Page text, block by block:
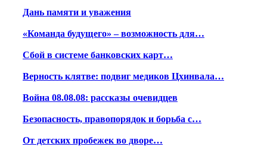
Дань памяти и уважения
«Команда будущего» – возможность для…
Сбой в системе банковских карт…
Верность клятве: подвиг медиков Цхинвала…
Война 08.08.08: рассказы очевидцев
Безопасность, правопорядок и борьба с…
От детских пробежек во дворе…